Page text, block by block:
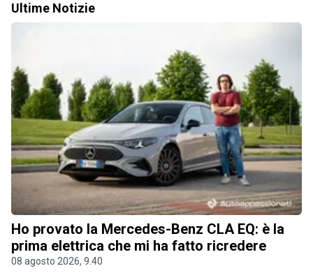
Ultime Notizie
Ho provato la Mercedes-Benz CLA EQ: è la
prima elettrica che mi ha fatto ricredere
08 agosto 2026, 9.40